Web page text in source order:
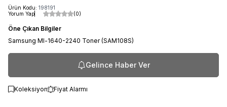
Ürün Kodu: 198191
Yorum Yap
(0)
Öne Çıkan Bilgiler
Samsung Ml-1640-2240 Toner (SAM108S)
Gelince Haber Ver
Koleksiyon Fiyat Alarmı